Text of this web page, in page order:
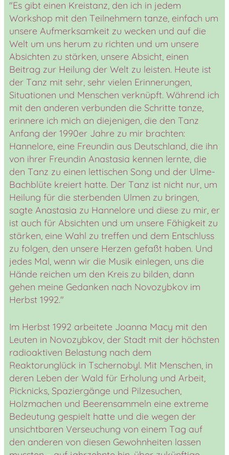
"Es gibt einen Kreistanz, den ich in jedem
Workshop mit den Teilnehmern tanze, einfach um
unsere Aufmerksamkeit zu wecken und auf die
Welt um uns herum zu richten und um unsere
Absichten zu stärken, unsere Absicht, einen
Beitrag zur Heilung der Welt zu leisten. Heute ist
der Tanz mit sehr, sehr vielen Erinnerungen,
Situationen und Menschen verknüpft. Während ich
mit den anderen verbunden die Schritte tanze,
erinnere ich mich an diejenigen, die den Tanz
Anfang der 1990er Jahre zu mir brachten:
Hannelore, eine Freundin aus Deutschland, die ihn
von ihrer Freundin Anastasia kennen lernte, die
den Tanz zu einen lettischen Song und der Ulme-
Bachblüte kreiert hatte. Der Tanz ist nicht nur, um
Heilung für die sterbenden Ulmen zu bringen,
sagte Anastasia zu Hannelore und diese zu mir, er
ist auch für Absichten und um unsere Fähigkeit zu
stärken, eine Wahl zu treffen und dem Entschluss
zu folgen, den unsere Herzen gefaßt haben. Und
jedes Mal, wenn wir die Musik einlegen, uns die
Hände reichen um den Kreis zu bilden, dann
gehen meine Gedanken nach Novozybkov im
Herbst 1992."
Im Herbst 1992 arbeitete Joanna Macy mit den
Leuten in Novozybkov, der Stadt mit der höchsten
radioaktiven Belastung nach dem
Reaktorunglück in Tschernobyl. Mit Menschen, in
deren Leben der Wald für Erholung und Arbeit,
Picknicks, Spaziergänge und Pilzesuchen,
Holzmachen und Beerensammeln eine extreme
Bedeutung gespielt hatte und die wegen der
unsichtbaren Verseuchung von einem Tag auf
den anderen von diesen Gewohnheiten lassen